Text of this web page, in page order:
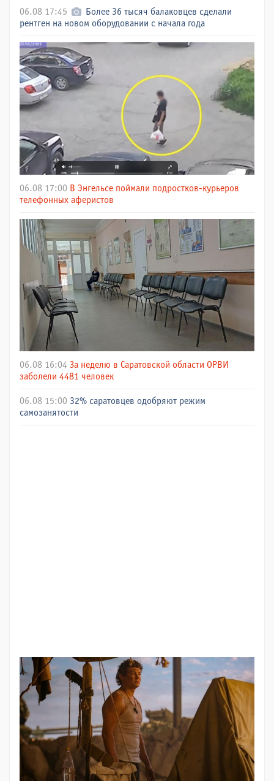
06.08 17:45
Более 36 тысяч балаковцев сделали
рентген на новом оборудовании с начала года
06.08 17:00 В Энгельсе поймали подростков-курьеров
телефонных аферистов
06.08 16:04 За неделю в Саратовской области ОРВИ
заболели 4481 человек
06.08 15:00 32% саратовцев одобряют режим
самозанятости